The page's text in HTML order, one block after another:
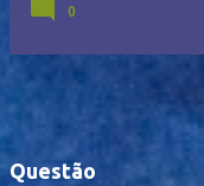
0
Questão